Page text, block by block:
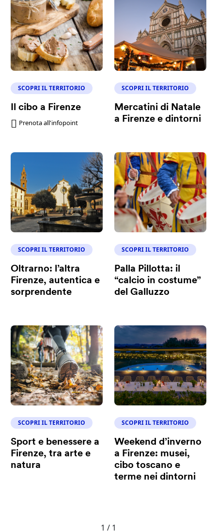
SCOPRI IL TERRITORIO
Il cibo a Firenze
Prenota all'infopoint
SCOPRI IL TERRITORIO
Mercatini di Natale
a Firenze e dintorni
SCOPRI IL TERRITORIO
Oltrarno: l’altra
Firenze, autentica e
sorprendente
SCOPRI IL TERRITORIO
Palla Pillotta: il
“calcio in costume”
del Galluzzo
SCOPRI IL TERRITORIO
Sport e benessere a
Firenze, tra arte e
natura
SCOPRI IL TERRITORIO
Weekend d’inverno
a Firenze: musei,
cibo toscano e
terme nei dintorni
1 / 1